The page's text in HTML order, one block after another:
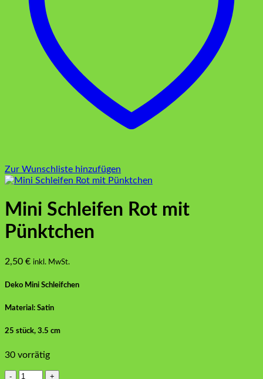
Zur Wunschliste hinzufügen
Mini Schleifen Rot mit
Pünktchen
2,50 € inkl. MwSt.
Deko Mini Schleifchen
Material: Satin
25 stück, 3.5 cm
30 vorrätig
Mini